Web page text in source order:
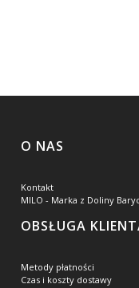
Linki w stopce
O NAS
Kontakt
MILO - Marka z Doliny
OBSŁUGA
Metody płatności
Czas i koszty dostawy